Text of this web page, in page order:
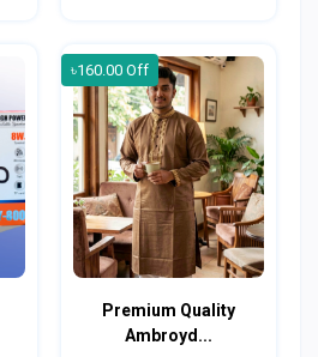
৳160.00 Off
Premium Quality
Ambroyd...